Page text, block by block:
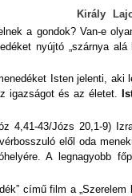
Király
a gondok? Van-e
nyújtó „szárnya
Isten jelenti,
igazságot és az életet.
4,41-43/Józs 20,1-9)
elől oda
A legnagyobb
című film a